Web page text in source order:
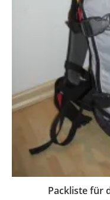
Packliste für